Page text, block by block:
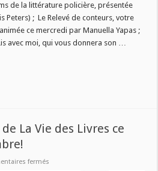
de la littérature policière, présentée
Peters) ; Le Relevé de conteurs, votre
ce mercredi par Manuella Yapas ;
avec moi, qui vous donnera son …
La Vie des Livres ce
fermés